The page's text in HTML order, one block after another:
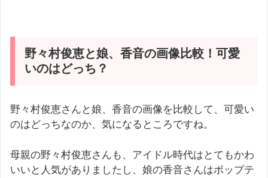
野々村俊恵と娘、香音の画像比較！可愛
いのはどっち？
野々村俊恵さんと娘、香音の画像を比較して、可愛い
のはどっちなのか、気になるところですね。
母親の野々村俊恵さんも、アイドル時代はとてもかわ
いいと人気がありましたし、娘の香音さんはポップテ